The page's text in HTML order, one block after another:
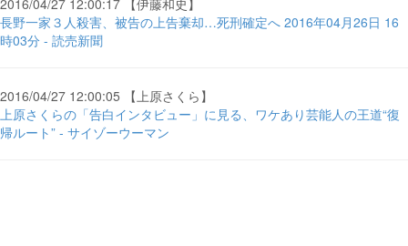
2016/04/27 12:00:17 【伊藤和史】
長野一家３人殺害、被告の上告棄却…死刑確定へ 2016年04月26日 16
時03分 - 読売新聞
2016/04/27 12:00:05 【上原さくら】
上原さくらの「告白インタビュー」に見る、ワケあり芸能人の王道“復
帰ルート” - サイゾーウーマン